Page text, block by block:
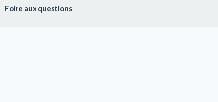
Foire aux questions